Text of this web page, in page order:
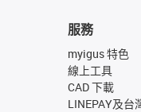
服務
myigus 特色
線上工具
CAD 下載
LINEPAY及台